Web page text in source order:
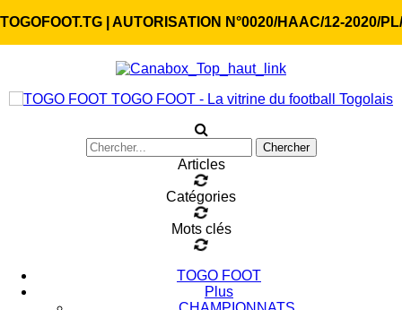
TOGOFOOT.TG | AUTORISATION N°0020/HAAC/12-2020/
TOGO FOOT - La vitrine du football Togolais
Articles
Catégories
Mots clés
TOGO FOOT
Plus